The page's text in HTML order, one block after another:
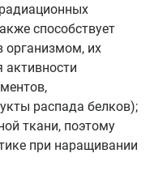
способствует
организмом, их
активности
распада белков);
ткани, поэтому
при наращивании